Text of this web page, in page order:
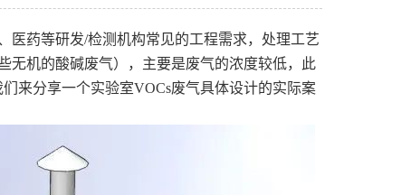
医药等研发/检测机构常见的工程需求，处理工艺
无机的酸碱废气），主要是废气的浓度较低，此
来分享一个实验室VOCs废气具体设计的实际案